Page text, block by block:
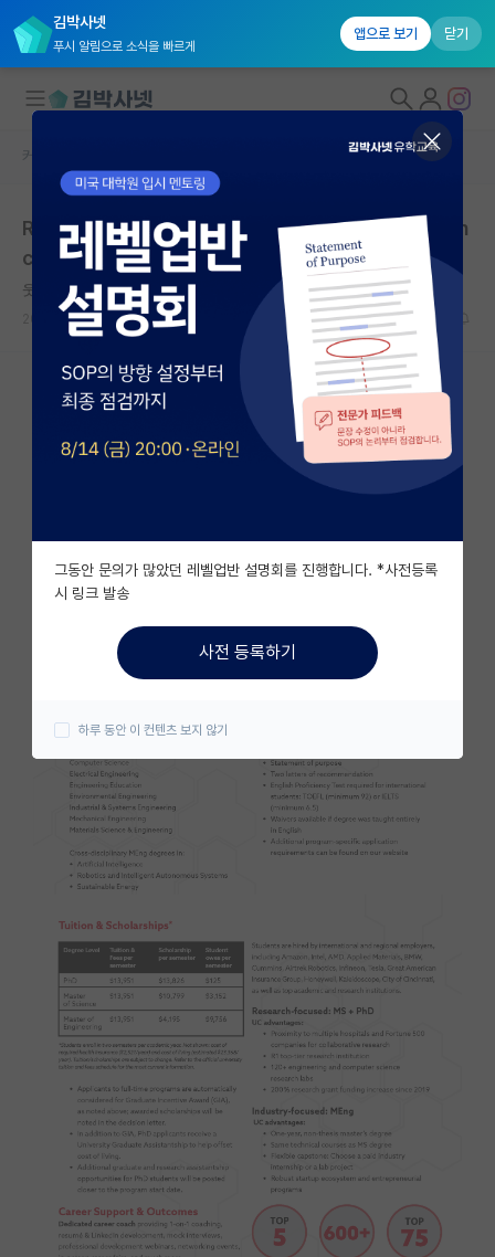
김박사넷
푸시 알림으로 소식을 빠르게
앱으로 보기 닫기
대학원생 모집
국내대학원 정보
연구실&오픈랩
커뮤니티
커뮤니티 홈
전체글보기
베스트 게시판
자유 게시판(아무개랩)
미국 유학 게시판
미국 대학원 합격 후기 게시판
대학원생 모집 게시판
연구실(PI) 홍보 게시판
석박사 채용 정보 게시판
임용 정보 게시판
학부 인턴 게시판
취업 게시판
임용 후기 게시판
PI 전용 게시판
인문사회 계열 게시판
특수/전문대학원 게시판
반도체/AI 게시판
학술 정보 게시판
커뮤니티 홈
Recruiting PhD students at the University of Cin
cinnati, USA
웃는 한나 아렌트
2025.11.23 3206
그동안 문의가 많았던 레벨업반 설명회를 진행합니다. *사전등록
시 링크 발송
사전 등록하기
하루 동안 이 컨텐츠 보지 않기